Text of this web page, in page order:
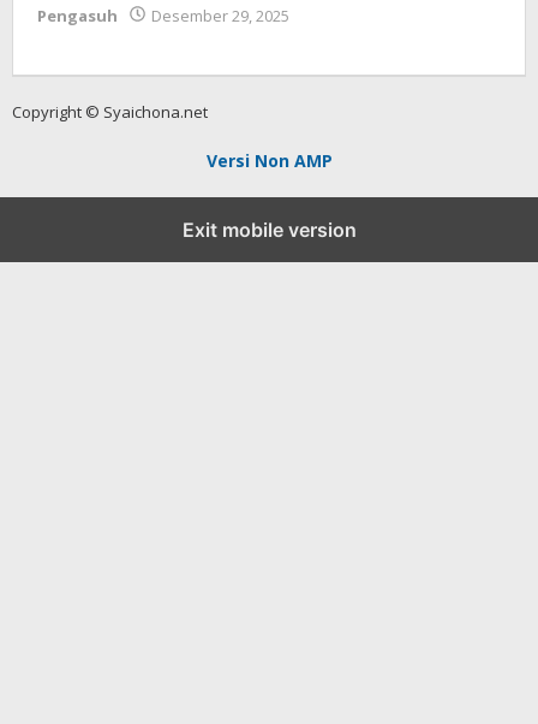
Pengasuh Desember 29, 2025
Copyright © Syaichona.net
Versi Non AMP
Exit mobile version